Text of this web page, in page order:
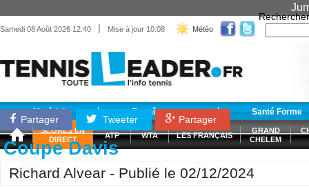
Samedi 08 Août 2026 12:40 | Mise à jour 10:08 Météo
Rechercher
Matériel Entraînement Santé Forme
SCORES EN
DIRECT
ATP WTA LES FRANÇAIS
GRAND
CHELEM
Partager Tweeter Partager
Coupe Davis
Richard Alvear - Publié le 02/12/2024